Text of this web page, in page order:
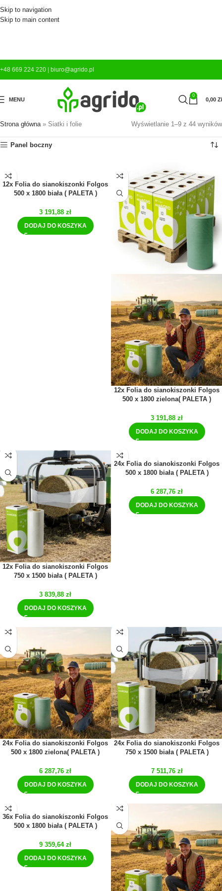
Skip to navigation
Skip to main content
+48 669 224 220 biuro@agrido.pl
MENU
0
0,00
Strona główna» Siatki i folie Wyświetlanie 1–9 z 44 wyników
Panel boczny
12x Folia do sianokiszonki Folgos
500 x 1800 biała ( PALETA )
3 191,88 zł
DODAJ DO KOSZYKA
12x Folia do sianokiszonki Folgos
500 x 1800 zielona( PALETA )
3 191,88 zł
DODAJ DO KOSZYKA
12x Folia do sianokiszonki Folgos
750 x 1500 biała ( PALETA )
3 839,88 zł
DODAJ DO KOSZYKA
24x Folia do sianokiszonki Folgos
500 x 1800 biała ( PALETA )
6 287,76 zł
DODAJ DO KOSZYKA
24x Folia do sianokiszonki Folgos
500 x 1800 zielona( PALETA )
6 287,76 zł
DODAJ DO KOSZYKA
24x Folia do sianokiszonki Folgos
750 x 1500 biała ( PALETA )
7 511,76 zł
DODAJ DO KOSZYKA
36x Folia do sianokiszonki Folgos
500 x 1800 biała ( PALETA )
9 359,64 zł
DODAJ DO KOSZYKA